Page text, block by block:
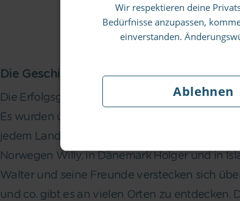
Die Geschichte der Wimmelbücher
Die Erfolgsgeschichte der Wo-ist-Walter-
Es wurden über 50 Millionen Wo-ist-Walter-
jedem Land Walter. Im britischen Original
Norwegen Willy, in Dänemark Holger und in
Walter und seine Freunde verstecken sich
und co. gibt es an vielen Orten zu
Wir respektieren deine
Bedürfnisse anzupassen,
einverstanden.
Ablehnen